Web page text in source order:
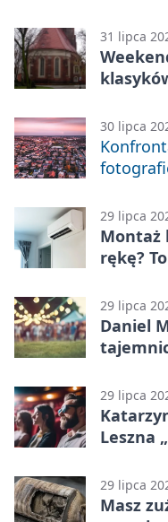
31 lipca
30 lipca
29 lipca
Montaż
rękę?
29 lipca
Daniel
29 lipca
Leszna
29 lipca
Masz